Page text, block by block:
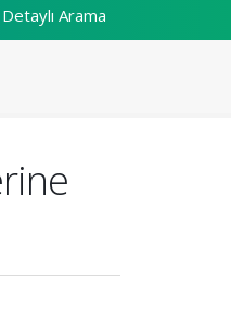
Detaylı Arama